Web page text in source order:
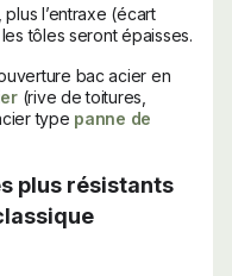
l’entraxe (écart
tôles seront épaisses.
bac acier en
(rive de toitures,
type panne de
plus résistants